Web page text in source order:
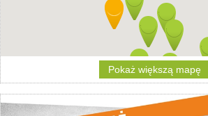
Pokaż większą mapę